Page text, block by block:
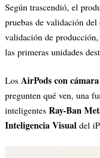
Según trascendió, el
pruebas de validación
validación de
las primeras unidades
Los AirPods con cámara
pregunten qué ven, una
inteligentes Ray-Ban
Inteligencia Visual del